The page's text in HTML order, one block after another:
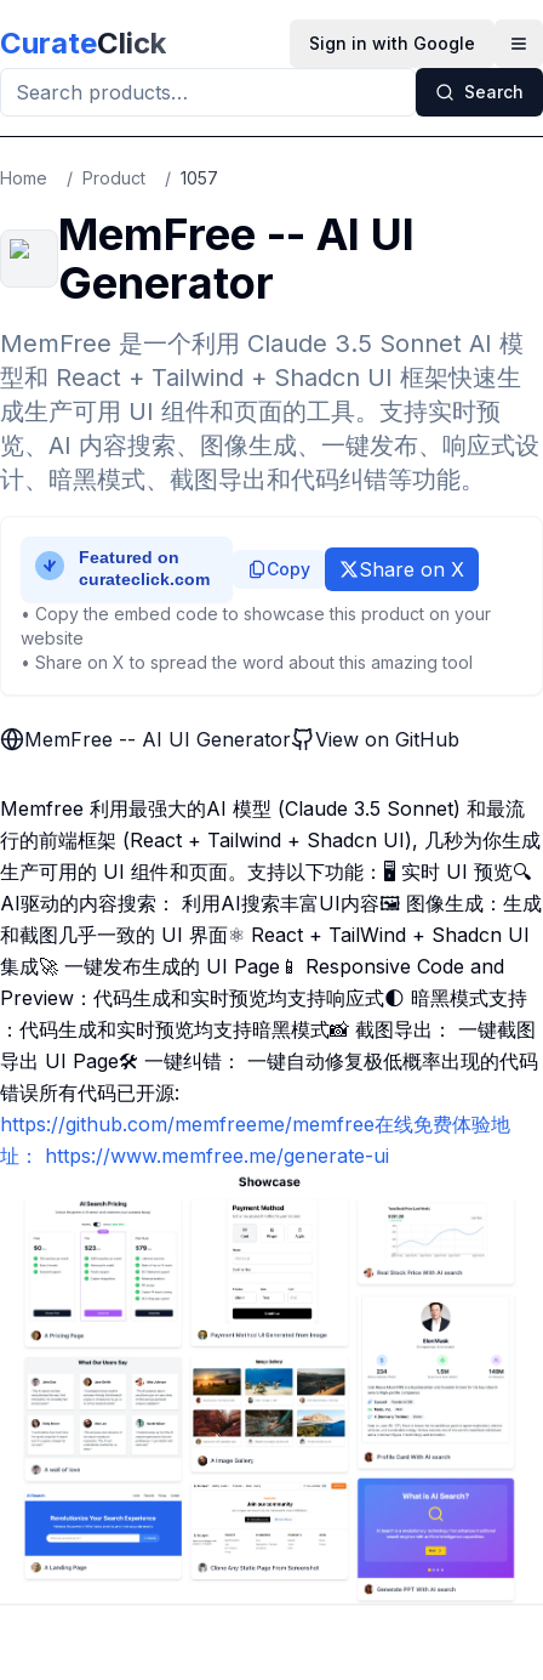
CurateClick Sign in with Google
Search
Home / Product / 1057
MemFree -- AI UI
Generator
MemFree 是一个利用 Claude 3.5 Sonnet AI 模
型和 React + Tailwind + Shadcn UI 框架快速生
成生产可用 UI 组件和页面的工具。支持实时预
览、AI 内容搜索、图像生成、一键发布、响应式设
计、暗黑模式、截图导出和代码纠错等功能。
Copy Share on X
• Copy the embed code to showcase this product on your
website
• Share on X to spread the word about this amazing tool
MemFree -- AI UI Generator View on GitHub
Memfree 利用最强大的AI 模型 (Claude 3.5 Sonnet) 和最流
行的前端框架 (React + Tailwind + Shadcn UI), 几秒为你生成
生产可用的 UI 组件和页面。支持以下功能：🖥️ 实时 UI 预览🔍
AI驱动的内容搜索： 利用AI搜索丰富UI内容🖼 图像生成：生成
和截图几乎一致的 UI 界面⚛️ React + TailWind + Shadcn UI
集成🚀 一键发布生成的 UI Page📱 Responsive Code and
Preview：代码生成和实时预览均支持响应式🌓 暗黑模式支持
：代码生成和实时预览均支持暗黑模式📸 截图导出： 一键截图
导出 UI Page🛠️ 一键纠错： 一键自动修复极低概率出现的代码
错误所有代码已开源:
https://github.com/memfreeme/memfree在线免费体验地
址：
https://www.memfree.me/generate-ui